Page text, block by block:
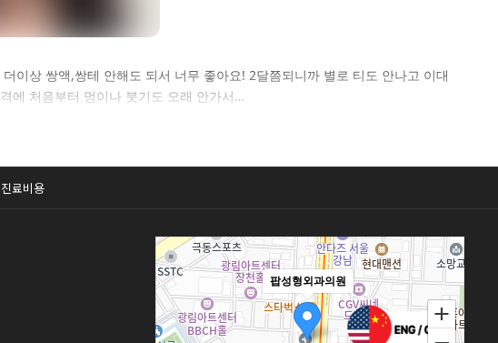
이상 쌍액,쌍테 안해도 되서 너무 좋아요! 2달쯤되니까 별로 티도 안나고 이대
에 처음부터 멍이나 붓기도 오래 안가서…
료비용
팝성형외과의원